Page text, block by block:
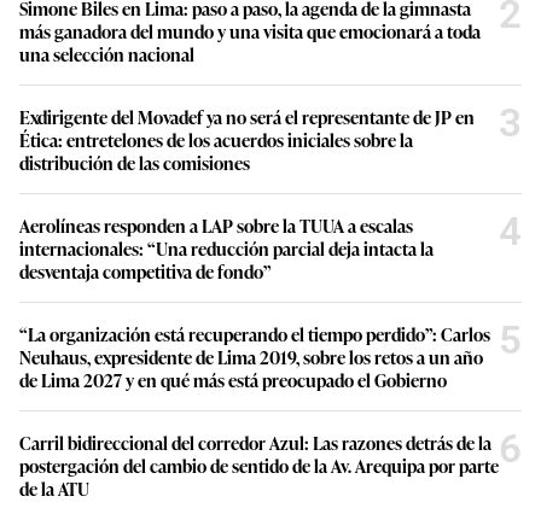
Simone Biles en Lima: paso a paso, la agenda de la gimnasta
más ganadora del mundo y una visita que emocionará a toda
una selección nacional
2
Exdirigente del Movadef ya no será el representante de JP en
Ética: entretelones de los acuerdos iniciales sobre la
distribución de las comisiones
3
Aerolíneas responden a LAP sobre la TUUA a escalas
internacionales: “Una reducción parcial deja intacta la
desventaja competitiva de fondo”
4
“La organización está recuperando el tiempo perdido”: Carlos
Neuhaus, expresidente de Lima 2019, sobre los retos a un año
de Lima 2027 y en qué más está preocupado el Gobierno
5
Carril bidireccional del corredor Azul: Las razones detrás de la
postergación del cambio de sentido de la Av. Arequipa por parte
de la ATU
6